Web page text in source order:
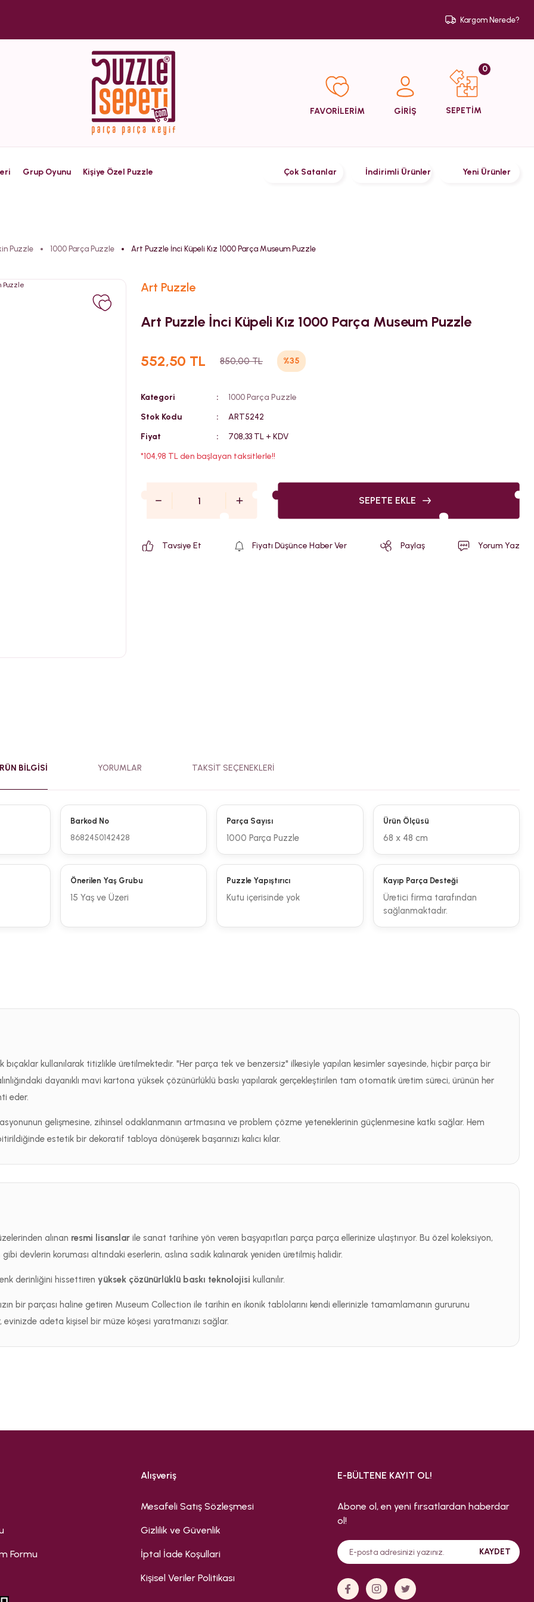
Kargom Nerede?
FAVORİLERİM GİRİŞ SEPETİM
0
Grup Oyunu Kişiye Özel Puzzle Çok Satanlar İndirimli Ürünler Yeni Ürünler
Puzzle 1000 Parça Puzzle Art Puzzle İnci Küpeli Kız 1000 Parça Museum Puzzle
Art Puzzle
Art Puzzle İnci Küpeli Kız 1000 Parça Museum Puzzle
552,50 TL 850,00 TL %35
Kategori
1000 Parça Puzzle
Stok Kodu
ART5242
Fiyat
708,33 TL + KDV
*104,98 TL den başlayan taksitlerle!!
SEPETE EKLE
Tavsiye Et Fiyatı Düşünce Haber Ver Paylaş Yorum Yaz
BILGISI YORUMLAR TAKSIT SEÇENEKLERI
Barkod No
8682450142428
Parça Sayısı
1000 Parça Puzzle
Ürün Ölçüsü
68 x 48 cm
Önerilen Yaş Grubu
15 Yaş ve Üzeri
Puzzle Yapıştırıcı
Kutu içerisinde yok
Kayıp Parça Desteği
Üretici firma tarafından
sağlanmaktadır.
kullanılarak titizlikle üretilmektedir. "Her parça tek ve benzersiz" ilkesiyle yapılan kesimler sayesinde, hiçbir parça bir
dayanıklı mavi kartona yüksek çözünürlüklü baskı yapılarak gerçekleştirilen tam otomatik üretim süreci, ürünün her
eder.
gelişmesine, zihinsel odaklanmanın artmasına ve problem çözme yeteneklerinin güçlenmesine katkı sağlar. Hem
estetik bir dekoratif tabloya dönüşerek başarınızı kalıcı kılar.
alınan resmi lisanslar ile sanat tarihine yön veren başyapıtları parça parça ellerinize ulaştırıyor. Bu özel koleksiyon,
devlerin koruması altındaki eserlerin, aslına sadık kalınarak yeniden üretilmiş halidir.
derinliğini hissettiren yüksek çözünürlüklü baskı teknolojisi kullanılır.
bir parçası haline getiren Museum Collection ile tarihin en ikonik tablolarını kendi ellerinizle tamamlamanın gururunu
adeta kişisel bir müze köşesi yaratmanızı sağlar.
Formu
Alışveriş
Mesafeli Satış Sözleşmesi
Gizlilik ve Güvenlik
İptal İade Koşullari
Kişisel Veriler Politikası
E-BÜLTENE KAYIT OL!
Abone ol, en yeni fırsatlardan haberdar
ol!
KAYDET